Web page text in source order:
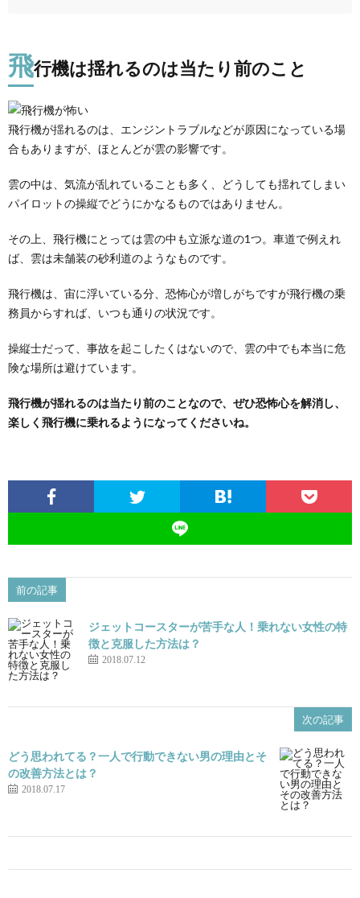
飛行機は揺れるのは当たり前のこと
飛行機が揺れるのは、エンジントラブルなどが原因になっている場
合もありますが、ほとんどが雲の影響です。
雲の中は、気流が乱れていることも多く、どうしても揺れてしまい
パイロットの操縦でどうにかなるものではありません。
その上、飛行機にとっては雲の中も立派な道の1つ。車道で例えれ
ば、雲は未舗装の砂利道のようなものです。
飛行機は、宙に浮いている分、恐怖心が増しがちですが飛行機の乗
務員からすれば、いつも通りの状況です。
操縦士だって、事故を起こしたくはないので、雲の中でも本当に危
険な場所は避けています。
飛行機が揺れるのは当たり前のことなので、ぜひ恐怖心を解消し、
楽しく飛行機に乗れるようになってくださいね。
前の記事
ジェットコースターが苦手な人！乗れない女性の特
徴と克服した方法は？
2018.07.12
次の記事
どう思われてる？一人で行動できない男の理由とそ
の改善方法とは？
2018.07.17